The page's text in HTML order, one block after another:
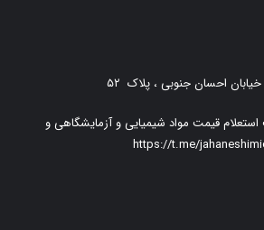
احسان جنوبی ، پلاک ۵۲
استعلام قیمت مواد شیمیایی و آزمایشگاهی و
https://t.me/